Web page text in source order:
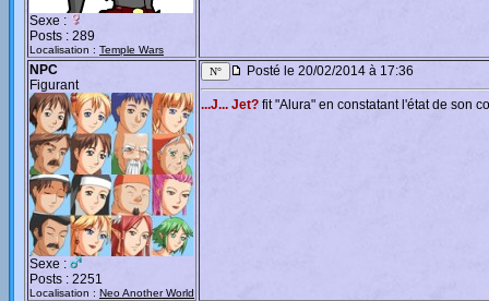
Sexe :
Posts : 289
Localisation : Temple Wars
NPC
Figurant
Sexe :
Posts : 2251
Localisation : Neo Another World
Posté le 20/02/2014 à 17:36
...J... Jet? fit "Alura" en constatant l'état de son